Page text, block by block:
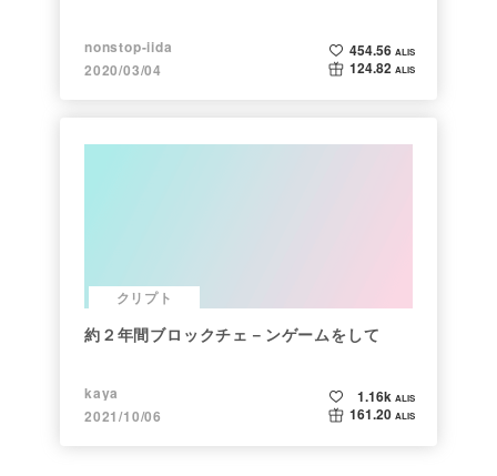
nonstop-iida
2020/03/04
454.56 ALIS
124.82 ALIS
クリプト
約２年間ブロックチェ－ンゲームをして
kaya
2021/10/06
1.16k ALIS
161.20 ALIS